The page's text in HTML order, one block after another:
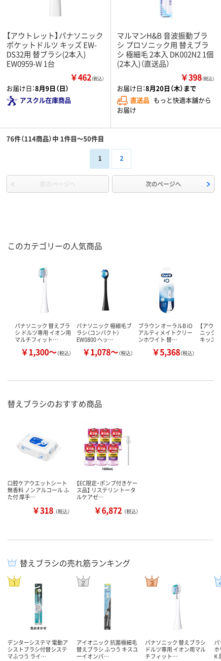
【アウトレット】パナソニック
ポケットドルツ キッズ EW-
DS32用 替ブラシ(2本入)
EW0959-W 1台
￥462（税込）
お届け日：8月9日（日）
アスクル在庫商品
マルマンH&B 音波振動ブラ
シ プロソニック用 替えブラ
シ 極細毛 2本入 DK002N2 1個
(2本入)（直送品）
￥398（税込）
お届け日：8月20日（木）まで
直送品 もっと快適本舗から
お届け
76件（114商品）中 1件目～50件目
1 2
前のページへ 次のページへ
このカテゴリーの人気商品
パナソニック 替えブラ
シ ドルツ専用 イオン用
マルチフィット…
￥1,300～（税込）
パナソニック 極細毛ブ
ラシ（コンパクト）
EW0800 ヘッ…
￥1,078～（税込）
ブラウン オーラルB iO
アルティメイトクリー
ンホワイト 替…
￥5,368（税込）
【アウ
ニック
キッズ
替えブラシのおすすめ商品
口腔ケアウエットシート
無香料 ノンアルコール ふ
た付 厚手…
￥318 （税込）
【EC限定・ポンプ付きケー
ス品】 リステリン トータ
ルケアゼ…
￥6,872 （税込）
替えブラシの売れ筋ランキング
デンターシステマ 電動ア
シストブラシ付替システ
マふつう ライ…
アイオニック 抗菌極細毛
替えブラシ ふつう キスユ
ーイオンパ…
パナソニック 替えブラシ
ドルツ専用 イオン用マル
チフィット…
K